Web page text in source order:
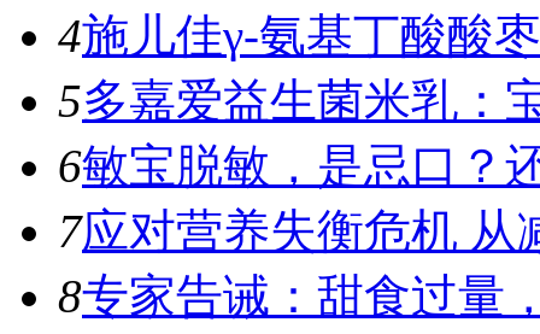
4施儿佳γ-氨基丁酸酸
5多嘉爱益生菌米乳：
6敏宝脱敏，是忌口？
7应对营养失衡危机 从
8专家告诫：甜食过量